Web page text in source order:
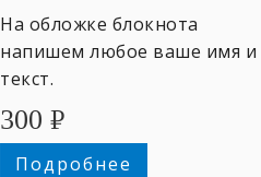
На обложке блокнота
напишем любое ваше имя и
текст.
300 ₽
Подробнее